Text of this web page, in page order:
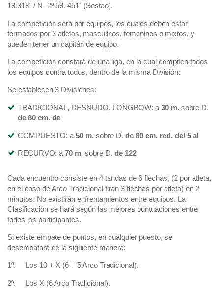
18.318´ / N- 2º 59. 451´ (Sestao).
La competición será por equipos, los cuales deben estar
formados por 3 atletas, masculinos, femeninos o mixtos, y
pueden tener un capitán de equipo.
La competición constará de una liga, en la cual compiten todos
los equipos contra todos, dentro de la misma División:
Se establecen 3 Divisiones:
TRADICIONAL, DESNUDO, LONGBOW: a 30 m. sobre D.
de 80 cm. de
COMPUESTO: a 50 m. sobre D. de 80 cm. red. del 5 al
RECURVO: a 70 m. sobre D. de 122
Cada encuentro consiste en 4 tandas de 6 flechas, (2 por atleta,
en el caso de Arco Tradicional tiran 3 flechas por atleta) en 2
minutos. No existirán enfrentamientos entre equipos. La
Clasificación se hará según las mejores puntuaciones entre
todos los participantes.
Si existe empate de puntos, en cualquier puesto, se
desempatará de la siguiente manera:
1º. Los 10 + X (6 + 5 Arco Tradicional).
2º. Los X (6 Arco Tradicional).